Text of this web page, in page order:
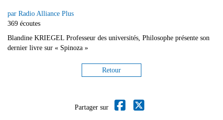
par Radio Alliance Plus
369 écoutes
Blandine KRIEGEL Professeur des universités, Philosophe présente son
dernier livre sur « Spinoza »
Retour
Partager sur